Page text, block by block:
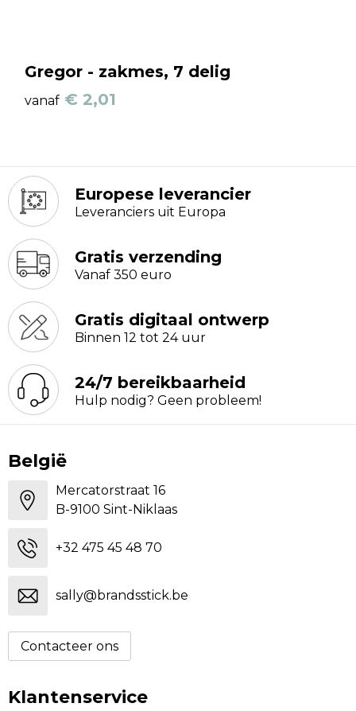
Gregor - zakmes, 7 delig
vanaf € 2,01
Europese leverancier
Leveranciers uit Europa
Gratis verzending
Vanaf 350 euro
Gratis digitaal ontwerp
Binnen 12 tot 24 uur
24/7 bereikbaarheid
Hulp nodig? Geen probleem!
België
Mercatorstraat 16
B-9100 Sint-Niklaas
+32 475 45 48 70
sally@brandsstick.be
Contacteer ons
Klantenservice